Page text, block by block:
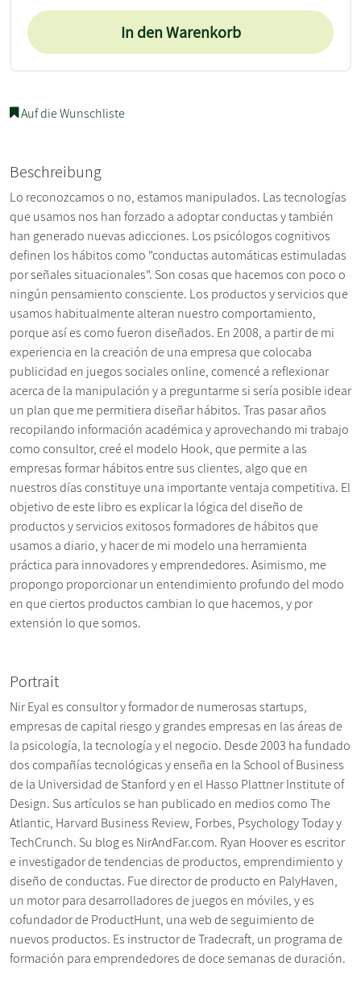
In den Warenkorb
Auf die Wunschliste
Beschreibung
Lo reconozcamos o no, estamos manipulados. Las tecnologías
que usamos nos han forzado a adoptar conductas y también
han generado nuevas adicciones. Los psicólogos cognitivos
definen los hábitos como "conductas automáticas estimuladas
por señales situacionales". Son cosas que hacemos con poco o
ningún pensamiento consciente. Los productos y servicios que
usamos habitualmente alteran nuestro comportamiento,
porque así es como fueron diseñados. En 2008, a partir de mi
experiencia en la creación de una empresa que colocaba
publicidad en juegos sociales online, comencé a reflexionar
acerca de la manipulación y a preguntarme si sería posible idear
un plan que me permitiera diseñar hábitos. Tras pasar años
recopilando información académica y aprovechando mi trabajo
como consultor, creé el modelo Hook, que permite a las
empresas formar hábitos entre sus clientes, algo que en
nuestros días constituye una importante ventaja competitiva. El
objetivo de este libro es explicar la lógica del diseño de
productos y servicios exitosos formadores de hábitos que
usamos a diario, y hacer de mi modelo una herramienta
práctica para innovadores y emprendedores. Asimismo, me
propongo proporcionar un entendimiento profundo del modo
en que ciertos productos cambian lo que hacemos, y por
extensión lo que somos.
Portrait
Nir Eyal es consultor y formador de numerosas startups,
empresas de capital riesgo y grandes empresas en las áreas de
la psicología, la tecnología y el negocio. Desde 2003 ha fundado
dos compañías tecnológicas y enseña en la School of Business
de la Universidad de Stanford y en el Hasso Plattner Institute of
Design. Sus artículos se han publicado en medios como The
Atlantic, Harvard Business Review, Forbes, Psychology Today y
TechCrunch. Su blog es NirAndFar.com. Ryan Hoover es escritor
e investigador de tendencias de productos, emprendimiento y
diseño de conductas. Fue director de producto en PalyHaven,
un motor para desarrolladores de juegos en móviles, y es
cofundador de ProductHunt, una web de seguimiento de
nuevos productos. Es instructor de Tradecraft, un programa de
formación para emprendedores de doce semanas de duración.